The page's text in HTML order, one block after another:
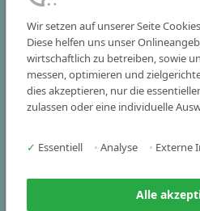
Vogelstraße 22 - 24
91301 Forchheim
Tel+49 9191 341515-0
info(at)victoria-consulting.de
Wir setzen auf unserer Seite
Diese helfen uns unser
wirtschaftlich zu betreiben, sowie
messen, optimieren und
dies akzeptieren, nur die
zulassen oder eine individuelle
✓ Essentiell • Analyse • Externe
Alle